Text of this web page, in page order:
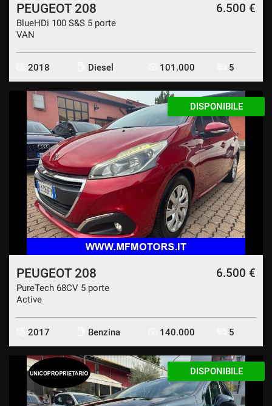
PEUGEOT 208
BlueHDi 100 S&S 5 porte
VAN
6.500 €
2018 Diesel 101.000 5
DISPONIBILE
PEUGEOT 208
PureTech 68CV 5 porte
Active
6.500 €
2017 Benzina 140.000 5
DISPONIBILE